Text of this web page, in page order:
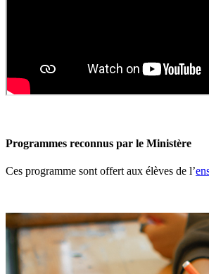
Programmes reconnus par le Ministère
Ces programme sont offert aux élèves de l’